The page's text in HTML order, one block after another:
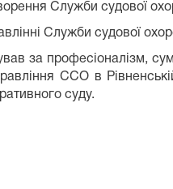
Служби судової
Служби судової
за професіоналізм,
ССО в
суду.